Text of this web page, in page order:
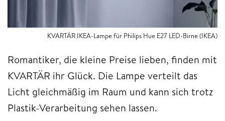
KVARTÄR IKEA-Lampe für Philips Hue E27 LED-Birne (IKEA)
Romantiker, die kleine Preise lieben, finden mit
KVARTÄR ihr Glück. Die Lampe verteilt das
Licht gleichmäßig im Raum und kann sich trotz
Plastik-Verarbeitung sehen lassen.